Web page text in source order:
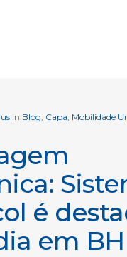
In Blog, Capa, Mobilidade
é
em BH